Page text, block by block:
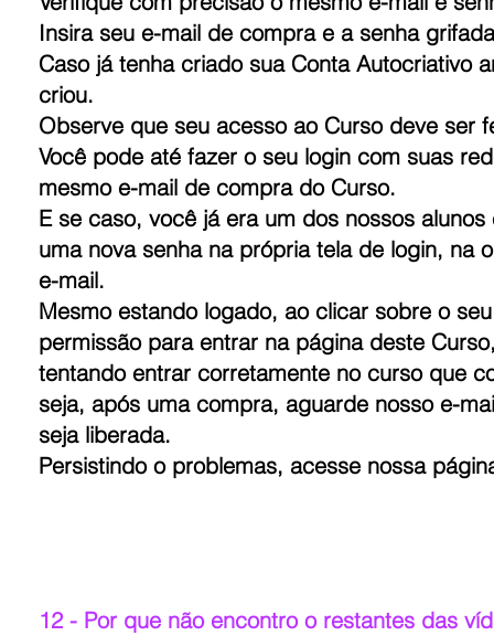
Insira seu e-mail de compra e a senha
Caso já tenha criado sua Conta Autocriativo
criou.
Observe que seu acesso ao Curso deve ser
Você pode até fazer o seu login com suas
mesmo e-mail de compra do Curso.
E se caso, você já era um dos nossos
uma nova senha na própria tela de login, na
e-mail.
Mesmo estando logado, ao clicar sobre o
permissão para entrar na página deste
tentando entrar corretamente no curso que
seja, após uma compra, aguarde nosso e-
seja liberada.
Persistindo o problemas, acesse nossa
12 - Por que não encontro o restantes das